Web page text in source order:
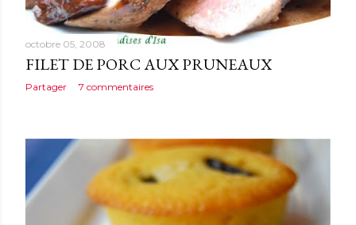
octobre 05, 2008
FILET DE PORC AUX PRUNEAUX
Partager 7 commentaires